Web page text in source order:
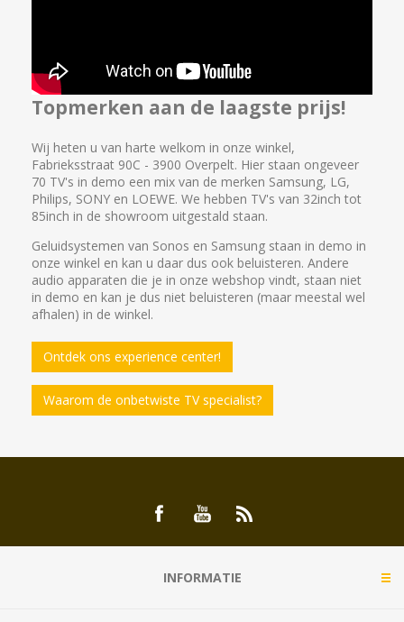
Topmerken aan de laagste prijs!
Wij heten u van harte welkom in onze winkel,
Fabrieksstraat 90C - 3900 Overpelt. Hier staan ongeveer
70 TV's in demo een mix van de merken Samsung, LG,
Philips, SONY en LOEWE. We hebben TV's van 32inch tot
85inch in de showroom uitgestald staan.
Geluidsystemen van Sonos en Samsung staan in demo in
onze winkel en kan u daar dus ook beluisteren. Andere
audio apparaten die je in onze webshop vindt, staan niet
in demo en kan je dus niet beluisteren (maar meestal wel
afhalen) in de winkel.
Ontdek ons experience center!
Waarom de onbetwiste TV specialist?
INFORMATIE